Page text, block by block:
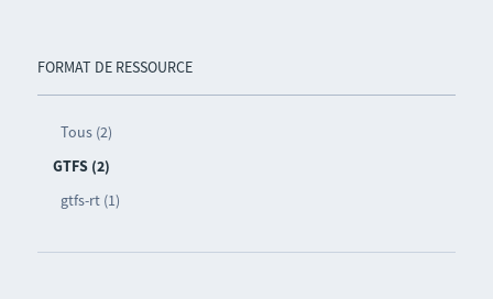
FORMAT DE RESSOURCE
Tous (2)
GTFS (2)
gtfs-rt (1)